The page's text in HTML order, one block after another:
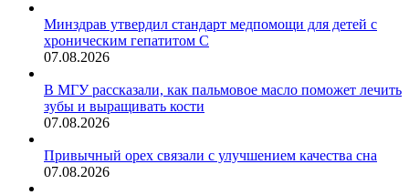
Минздрав утвердил стандарт медпомощи для детей с
хроническим гепатитом С
07.08.2026
В МГУ рассказали, как пальмовое масло поможет лечить
зубы и выращивать кости
07.08.2026
Привычный орех связали с улучшением качества сна
07.08.2026